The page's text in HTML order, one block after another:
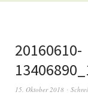
20160610-
15. Oktober 2018